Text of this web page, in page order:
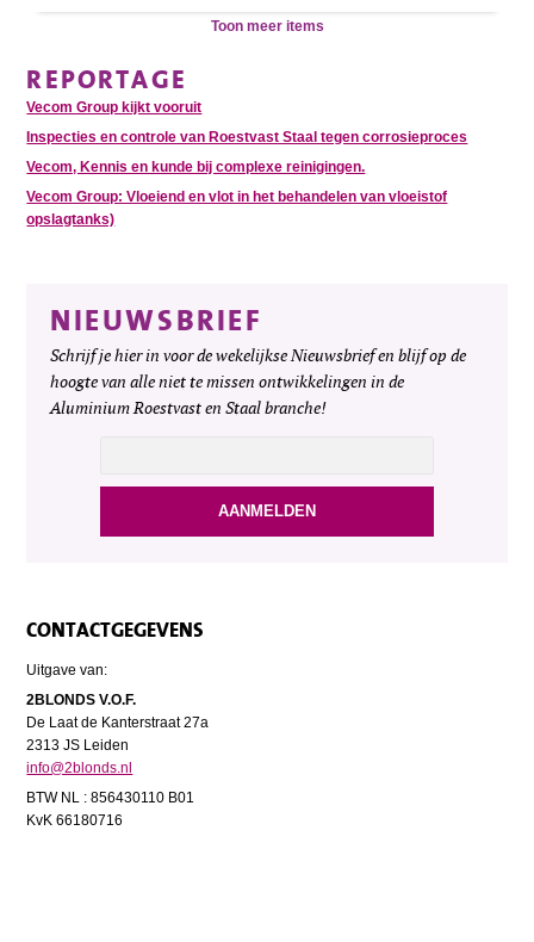
Toon meer items
REPORTAGE
Vecom Group kijkt vooruit
Inspecties en controle van Roestvast Staal tegen corrosieproces
Vecom, Kennis en kunde bij complexe reinigingen.
Vecom Group: Vloeiend en vlot in het behandelen van vloeistof
opslagtanks)
NIEUWSBRIEF
Schrijf je hier in voor de wekelijkse Nieuwsbrief en blijf op de
hoogte van alle niet te missen ontwikkelingen in de
Aluminium Roestvast en Staal branche!
CONTACTGEGEVENS
Uitgave van:
2BLONDS V.O.F.
De Laat de Kanterstraat 27a
2313 JS Leiden
info@2blonds.nl
BTW NL : 856430110 B01
KvK 66180716